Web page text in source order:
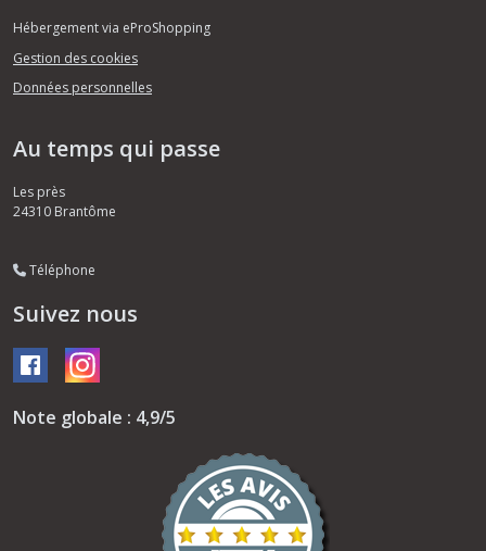
Hébergement via eProShopping
Gestion des cookies
Données personnelles
Au temps qui passe
Les près
24310 Brantôme
Téléphone
Suivez nous
Note globale : 4,9/5